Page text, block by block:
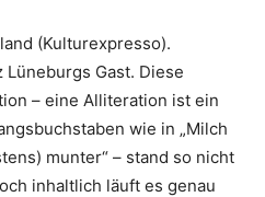
(Kulturexpresso).
Gast. Diese
– eine Alliteration ist ein
wie in „Milch
munter“ – stand so nicht
inhaltlich läuft es genau